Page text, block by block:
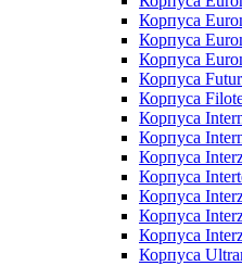
Корпуса
Корпуса
Корпуса
Корпуса
Корпуса
Корпуса
Корпуса
Корпуса
Корпуса
Корпуса
Корпуса
Корпуса
Корпуса